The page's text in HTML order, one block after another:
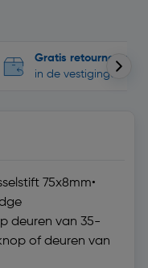
Gratis retourneren
in de vestigingen
75x8mm•
deuren van 35-
of deuren van